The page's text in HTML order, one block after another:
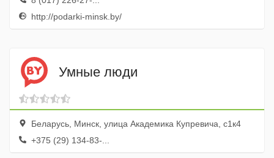
http://podarki-minsk.by/
Умные люди
Беларусь, Минск, улица Академика Купревича, с1к4
+375 (29) 134-83-...